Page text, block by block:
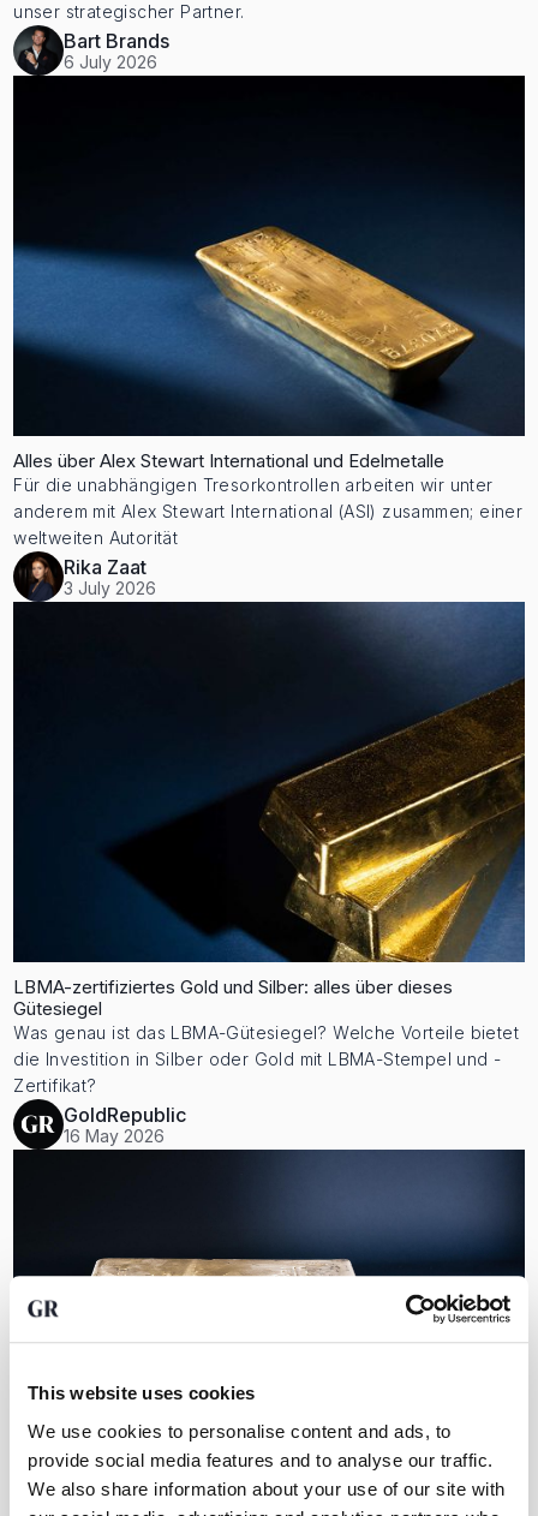
This website uses cookies
We use cookies to personalise content and ads, to
provide social media features and to analyse our traffic.
We also share information about your use of our site with
unser strategischer Partner.
Bart Brands
6 July 2026
Alles über Alex Stewart International und Edelmetalle
Für die unabhängigen Tresorkontrollen arbeiten wir unter
anderem mit Alex Stewart International (ASI) zusammen; einer
weltweiten Autorität
Rika Zaat
3 July 2026
LBMA-zertifiziertes Gold und Silber: alles über dieses
Gütesiegel
Was genau ist das LBMA-Gütesiegel? Welche Vorteile bietet
die Investition in Silber oder Gold mit LBMA-Stempel und -
Zertifikat?
GoldRepublic
16 May 2026